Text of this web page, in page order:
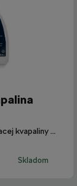
Hotová zmes chladiacej kvapaliny G12evo pre všetky vozidlá Škoda.
Skladom